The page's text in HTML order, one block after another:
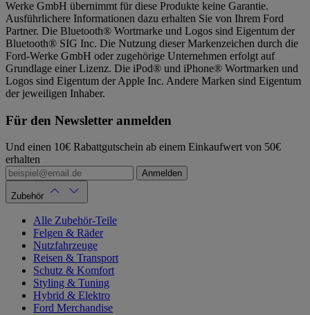
Werke GmbH übernimmt für diese Produkte keine Garantie.
Ausführlichere Informationen dazu erhalten Sie von Ihrem Ford
Partner. Die Bluetooth® Wortmarke und Logos sind Eigentum der
Bluetooth® SIG Inc. Die Nutzung dieser Markenzeichen durch die
Ford-Werke GmbH oder zugehörige Unternehmen erfolgt auf
Grundlage einer Lizenz. Die iPod® und iPhone® Wortmarken und
Logos sind Eigentum der Apple Inc. Andere Marken sind Eigentum
der jeweiligen Inhaber.
Für den Newsletter anmelden
Und einen 10€ Rabattgutschein ab einem Einkaufwert von 50€
erhalten
Anmelden
Zubehör
Alle Zubehör-Teile
Felgen & Räder
Nutzfahrzeuge
Reisen & Transport
Schutz & Komfort
Styling & Tuning
Hybrid & Elektro
Ford Merchandise